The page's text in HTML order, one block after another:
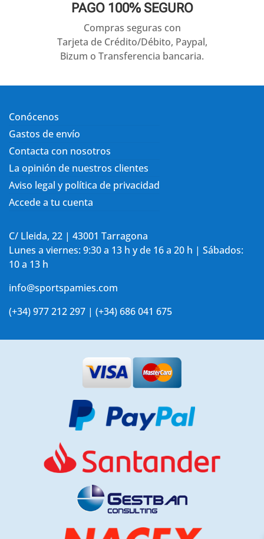
PAGO 100% SEGURO
Compras seguras con
Tarjeta de Crédito/Débito, Paypal,
Bizum o Transferencia bancaria.
Conócenos
Gastos de envío
Contacta con nosotros
La opinión de nuestros clientes
Aviso legal y política de privacidad
Accede a tu cuenta
C/ Lleida, 22 | 43001 Tarragona
Lunes a viernes: 9:30 a 13 h y de 16 a 20 h | Sábados:
10 a 13 h
info@sportspamies.com
(+34) 977 212 297 | (+34) 686 041 675